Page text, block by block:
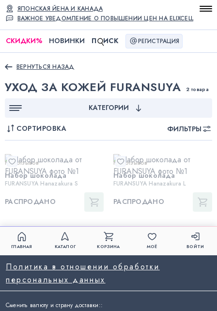
ВАЖНОЕ УВЕДОМЛЕНИЕ О ПОВЫШЕНИИ ЦЕН НА ELIXCELL
ЯПОНСКАЯ ЙЕНА И КАНАДА
СКИДКИ% НОВИНКИ П ИСК РЕГИСТРАЦИЯ
ВЕРНУТЬСЯ НАЗАД
УХОД ЗА КОЖЕЙ FURANSUYA 2 товара
КАТЕГОРИИ
СОРТИРОВКА ФИЛЬТРЫ
Нет отзывов
Набор шоколада
FURANSUYA Hanazakura S
РАСПРОДАНО
Нет отзывов
Набор шоколада
FURANSUYA Hanazakura L
РАСПРОДАНО
ГЛАВНАЯ КАТАЛОГ КОРЗИНА МОЁ ВОЙТИ
Политика в отношении обработки
персональных данных
Сменить валюту и страну доставки::